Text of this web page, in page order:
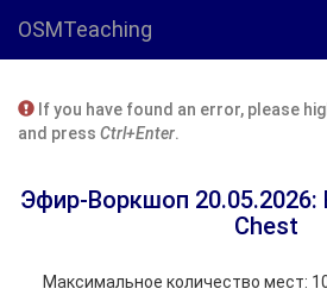
OSMTeaching
If you have found an error, please
and press Ctrl+Enter.
Эфир-Воркшоп 20.05.2026:
Chest
Максимальное количество мест: